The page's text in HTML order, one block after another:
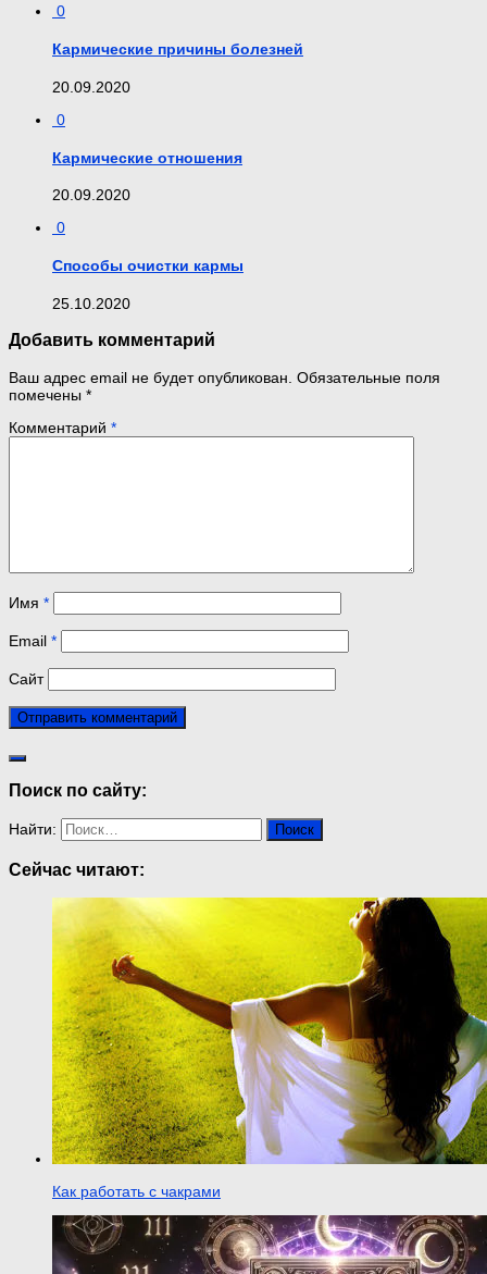
0
Кармические причины болезней
20.09.2020
0
Кармические отношения
20.09.2020
0
Способы очистки кармы
25.10.2020
Добавить комментарий
Ваш адрес email не будет опубликован. Обязательные поля
помечены *
Комментарий *
Имя *
Email *
Сайт
Поиск по сайту:
Найти:
Сейчас читают:
Как работать с чакрами